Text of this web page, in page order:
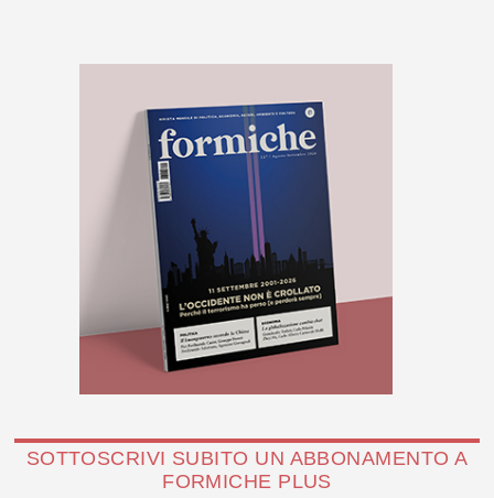
SOTTOSCRIVI SUBITO UN ABBONAMENTO A
FORMICHE PLUS